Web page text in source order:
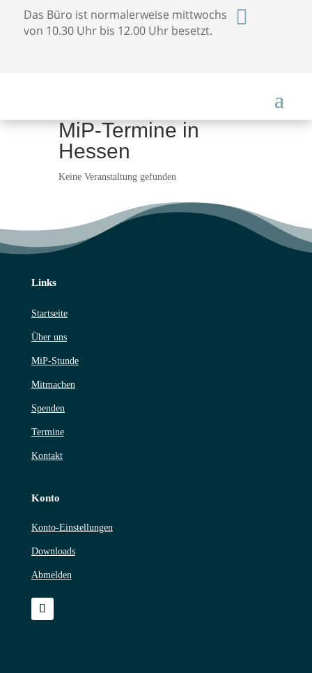
Das Büro ist normalerweise mittwochs
von 10.30 Uhr bis 12.00 Uhr besetzt.

MiP-Termine in
Hessen
Keine Veranstaltung gefunden
Links
Startseite
Über uns
MiP-Stunde
Mitmachen
Spenden
Termine
Kontakt
Konto
Konto-Einstellungen
Downloads
Abmelden